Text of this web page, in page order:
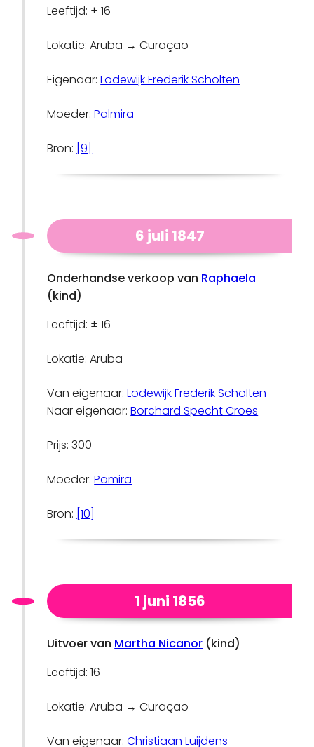
Leeftijd: ± 16
Lokatie: Aruba → Curaçao
Eigenaar:Lodewijk Frederik Scholten
Moeder:Palmira
Bron: [9]
6 juli 1847
Onderhandse verkoop van Raphaela
(kind)
Leeftijd: ± 16
Lokatie: Aruba
Van eigenaar:Lodewijk Frederik Scholten
Naar eigenaar:Borchard Specht Croes
Prijs: 300
Moeder:Pamira
Bron: [10]
1 juni 1856
Uitvoer van Martha Nicanor (kind)
Leeftijd: 16
Lokatie: Aruba → Curaçao
Van eigenaar:Christiaan Luijdens